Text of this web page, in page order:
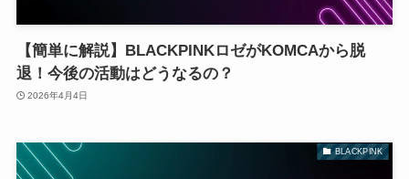
【簡単に解説】BLACKPINKロゼがKOMCAから脱
退！今後の活動はどうなるの？
2026年4月4日
BLACKPINK